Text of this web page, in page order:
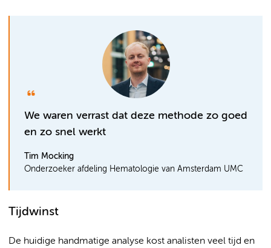
We waren verrast dat deze methode zo goed
en zo snel werkt
Tim Mocking
Onderzoeker afdeling Hematologie van Amsterdam UMC
Tijdwinst
De huidige handmatige analyse kost analisten veel tijd en